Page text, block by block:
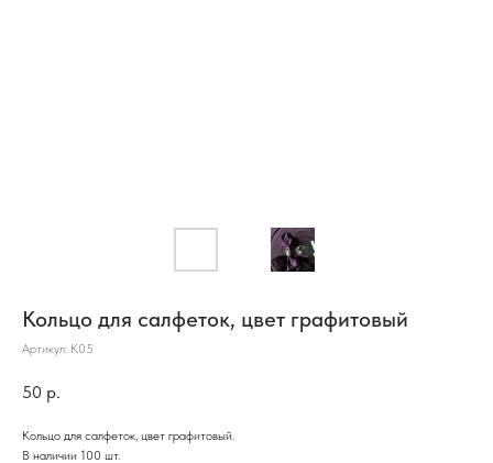
Кольцо для салфеток, цвет графитовый
Артикул: К05
50 р.
Кольцо для салфеток, цвет графитовый.
В наличии 100 шт.